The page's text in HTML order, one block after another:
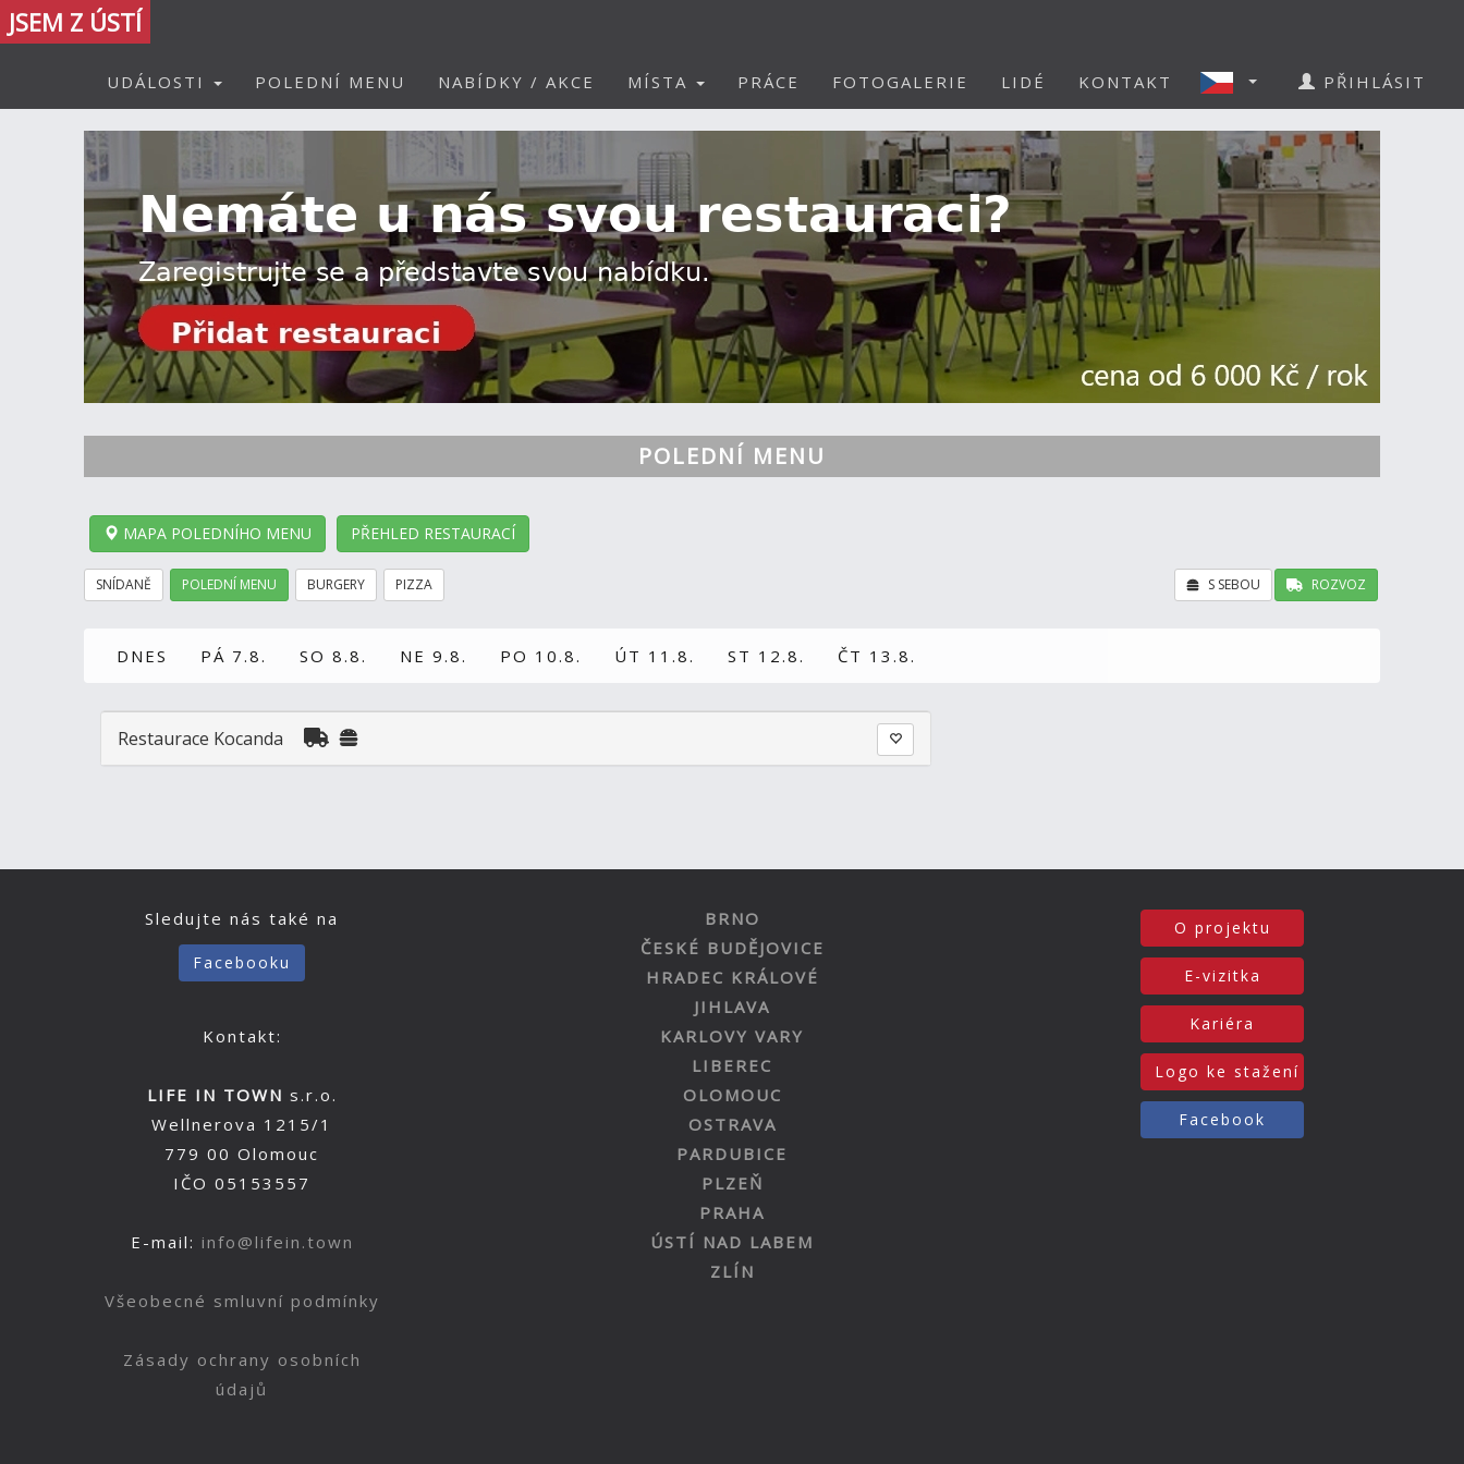
JSEM Z ÚSTÍ
UDÁLOSTI POLEDNÍ MENU NABÍDKY / AKCE MÍSTA PRÁCE FOTOGALERIE LIDÉ KONTAKT PŘIHLÁSIT
POLEDNÍ MENU
MAPA POLEDNÍHO MENU PŘEHLED RESTAURACÍ
SNÍDANĚ POLEDNÍ MENU BURGERY PIZZA ROZVOZ
S SEBOU
DNES PÁ 7.8. SO 8.8. NE 9.8. PO 10.8. ÚT 11.8. ST 12.8. ČT 13.8.
Restaurace Kocanda
Sledujte nás také na
Facebooku
Kontakt:
LIFE IN TOWN s.r.o.
Wellnerova 1215/1
779 00 Olomouc
IČO 05153557
E-mail: info@lifein.town
Všeobecné smluvní podmínky
Zásady ochrany osobních
údajů
BRNO
ČESKÉ BUDĚJOVICE
HRADEC KRÁLOVÉ
JIHLAVA
KARLOVY VARY
LIBEREC
OLOMOUC
OSTRAVA
PARDUBICE
PLZEŇ
PRAHA
ÚSTÍ NAD LABEM
ZLÍN
O projektu
E-vizitka
Kariéra
Logo ke stažení
Facebook